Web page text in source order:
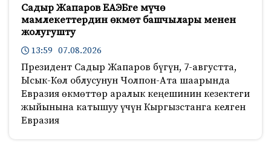
Садыр Жапаров ЕАЭБге мүчө
мамлекеттердин өкмөт башчылары менен
жолугушту
13:59 07.08.2026
Президент Садыр Жапаров бүгүн, 7-августта,
Ысык-Көл облусунун Чолпон-Ата шаарында
Евразия өкмөттөр аралык кеңешинин кезектеги
жыйынына катышуу үчүн Кыргызстанга келген
Евразия